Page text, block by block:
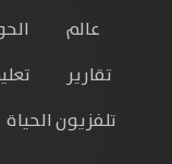
عالم
تقارير
تلفزيون الحياة